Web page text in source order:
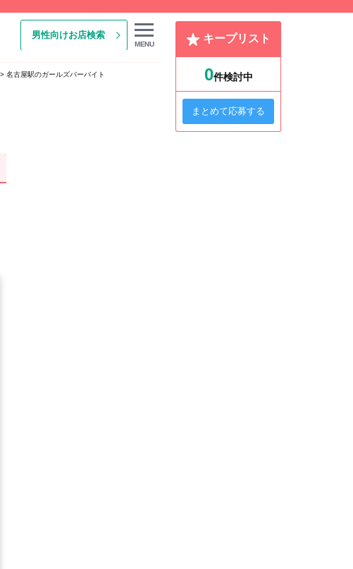
男性向けお店検索
MENU
名古屋駅のガールズバーバイト
キープリスト
0件検討中
まとめて応募する